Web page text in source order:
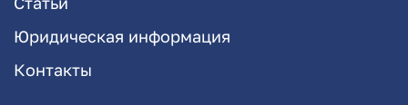
Юридическая информация
Контакты